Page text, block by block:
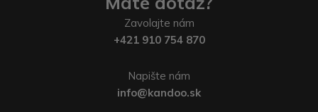
Zavolajte nám
+421 910 754 870
Napište nám
info@kandoo.sk